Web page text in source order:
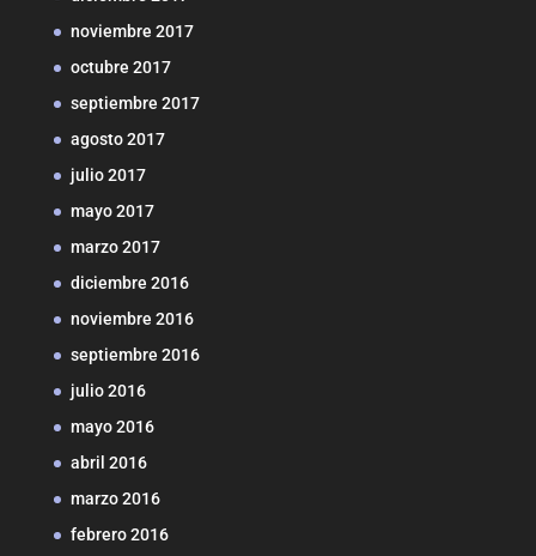
noviembre 2017
octubre 2017
septiembre 2017
agosto 2017
julio 2017
mayo 2017
marzo 2017
diciembre 2016
noviembre 2016
septiembre 2016
julio 2016
mayo 2016
abril 2016
marzo 2016
febrero 2016